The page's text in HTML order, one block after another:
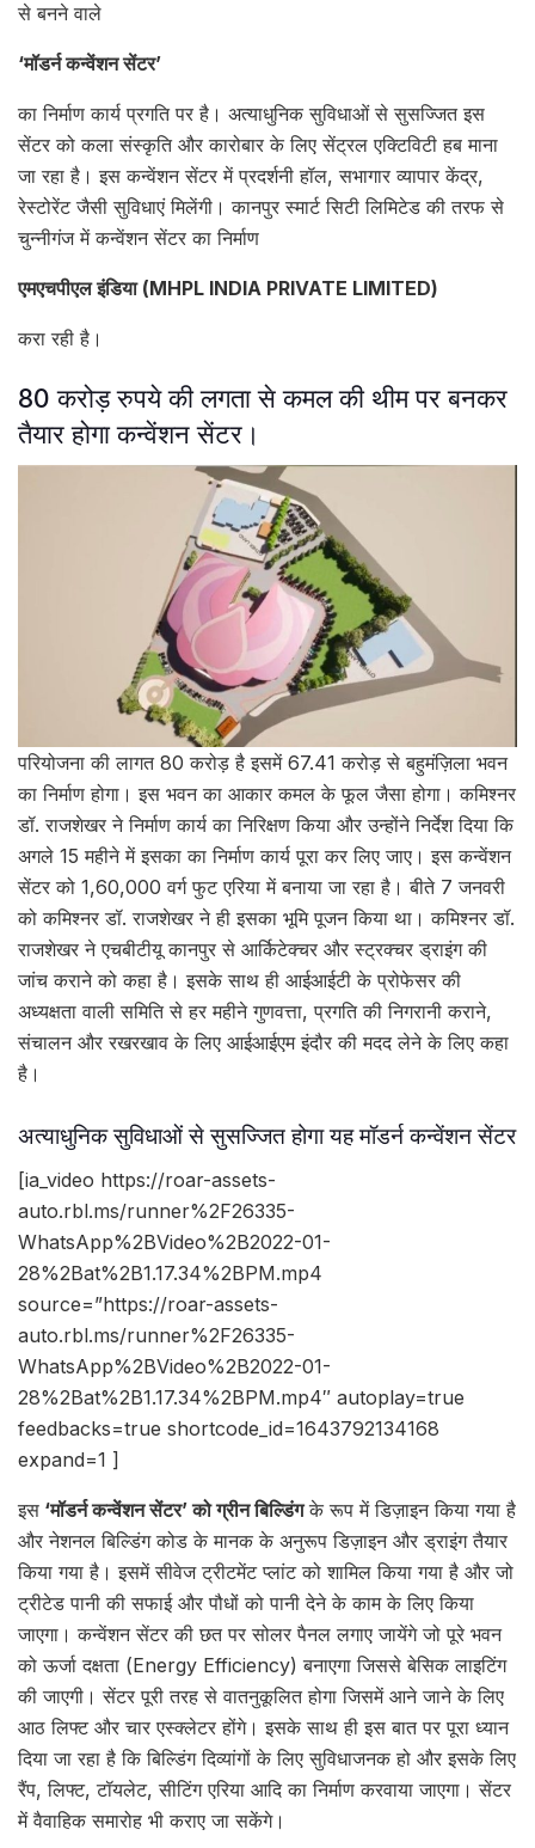
से बनने वाले
‘मॉडर्न कन्वेंशन सेंटर’
का निर्माण कार्य प्रगति पर है। अत्याधुनिक सुविधाओं से सुसज्जित इस
सेंटर को कला संस्कृति और कारोबार के लिए सेंट्रल एक्टिविटी हब माना
जा रहा है। इस कन्वेंशन सेंटर में प्रदर्शनी हॉल, सभागार व्यापार केंद्र,
रेस्टोरेंट जैसी सुविधाएं मिलेंगी। कानपुर स्मार्ट सिटी लिमिटेड की तरफ से
चुन्नीगंज में कन्वेंशन सेंटर का निर्माण
एमएचपीएल इंडिया (MHPL INDIA PRIVATE LIMITED)
करा रही है।
80 करोड़ रुपये की लगता से कमल की थीम पर बनकर
तैयार होगा कन्वेंशन सेंटर।
परियोजना की लागत 80 करोड़ है इसमें 67.41 करोड़ से बहुमंज़िला भवन
का निर्माण होगा। इस भवन का आकार कमल के फूल जैसा होगा। कमिश्नर
डॉ. राजशेखर ने निर्माण कार्य का निरिक्षण किया और उन्होंने निर्देश दिया कि
अगले 15 महीने में इसका का निर्माण कार्य पूरा कर लिए जाए। इस कन्वेंशन
सेंटर को 1,60,000 वर्ग फुट एरिया में बनाया जा रहा है। बीते 7 जनवरी
को कमिश्नर डॉ. राजशेखर ने ही इसका भूमि पूजन किया था। कमिश्नर डॉ.
राजशेखर ने एचबीटीयू कानपुर से आर्किटेक्चर और स्ट्रक्चर ड्राइंग की
जांच कराने को कहा है। इसके साथ ही आईआईटी के प्रोफेसर की
अध्यक्षता वाली समिति से हर महीने गुणवत्ता, प्रगति की निगरानी कराने,
संचालन और रखरखाव के लिए आईआईएम इंदौर की मदद लेने के लिए कहा
है।
अत्याधुनिक सुविधाओं से सुसज्जित होगा यह मॉडर्न कन्वेंशन सेंटर
[ia_video https://roar-assets-
auto.rbl.ms/runner%2F26335-
WhatsApp%2BVideo%2B2022-01-
28%2Bat%2B1.17.34%2BPM.mp4
source=”https://roar-assets-
auto.rbl.ms/runner%2F26335-
WhatsApp%2BVideo%2B2022-01-
28%2Bat%2B1.17.34%2BPM.mp4″ autoplay=true
feedbacks=true shortcode_id=1643792134168
expand=1 ]
इस ‘मॉडर्न कन्वेंशन सेंटर’ को ग्रीन बिल्डिंगके रूप में डिज़ाइन किया गया है
और नेशनल बिल्डिंग कोड के मानक के अनुरूप डिज़ाइन और ड्राइंग तैयार
किया गया है। इसमें सीवेज ट्रीटमेंट प्लांट को शामिल किया गया है और जो
ट्रीटेड पानी की सफाई और पौधों को पानी देने के काम के लिए किया
जाएगा। कन्वेंशन सेंटर की छत पर सोलर पैनल लगाए जायेंगे जो पूरे भवन
को ऊर्जा दक्षता (Energy Efficiency) बनाएगा जिससे बेसिक लाइटिंग
की जाएगी। सेंटर पूरी तरह से वातनुकूलित होगा जिसमें आने जाने के लिए
आठ लिफ्ट और चार एस्क्लेटर होंगे। इसके साथ ही इस बात पर पूरा ध्यान
दिया जा रहा है कि बिल्डिंग दिव्यांगों के लिए सुविधाजनक हो और इसके लिए
रैंप, लिफ्ट, टॉयलेट, सीटिंग एरिया आदि का निर्माण करवाया जाएगा। सेंटर
में वैवाहिक समारोह भी कराए जा सकेंगे।